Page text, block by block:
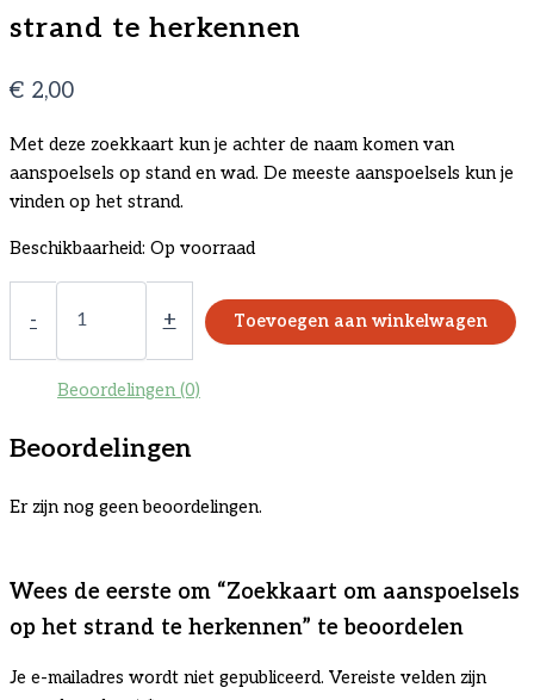
strand te herkennen
€ 2,00
Met deze zoekkaart kun je achter de naam komen van
aanspoelsels op stand en wad. De meeste aanspoelsels kun je
vinden op het strand.
Beschikbaarheid: Op voorraad
-
Zoekkaart
om
op
te
herkennen
+ Toevoegen aan winkelwagen
Beoordelingen (0)
Beoordelingen
Er zijn nog geen beoordelingen.
Wees de eerste om “Zoekkaart om aanspoelsels
op het strand te herkennen” te beoordelen
Je e-mailadres wordt niet gepubliceerd. Vereiste velden zijn